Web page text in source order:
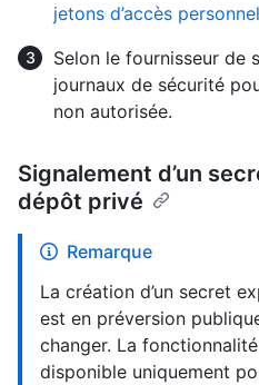
jetons d’accès
Selon le fournisseur de
journaux de sécurité
non autorisée.
Signalement d’un
dépôt privé
Remarque
La création d’un secret
est en préversion
changer. La
disponible uniquement